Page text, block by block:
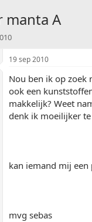
manta A
19 sep 2010
Nou ben ik op zoek
ook een
makkelijk? Weet
denk ik moeilijker
kan iemand mij een
mvg sebas